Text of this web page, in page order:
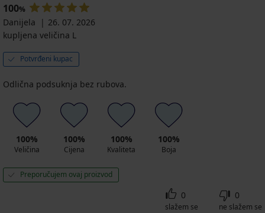
100%
Danijela
26. 07. 2026
kupljena veličina L
Potvrđeni kupac
Odlična podsuknja bez rubova.
100%
Veličina
100%
Cijena
100%
Kvaliteta
100%
Boja
Preporučujem ovaj proizvod
0
slažem se
0
ne slažem se